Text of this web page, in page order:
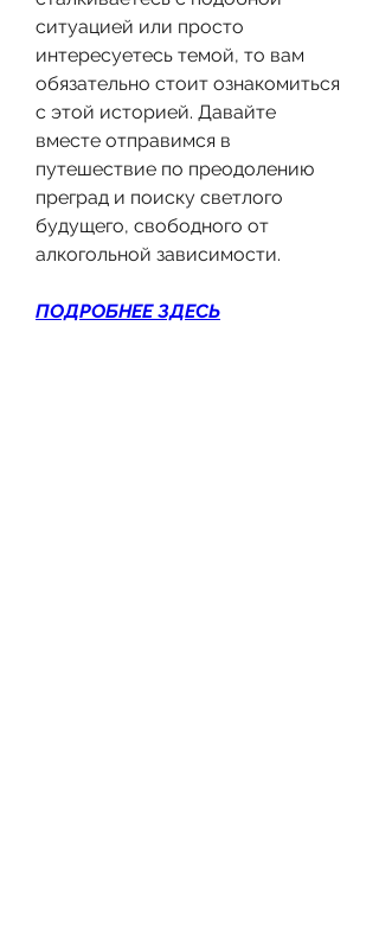
ситуацией или просто
интересуетесь темой, то вам
обязательно стоит ознакомиться
с этой историей. Давайте
вместе отправимся в
путешествие по преодолению
преград и поиску светлого
будущего, свободного от
алкогольной зависимости.
ПОДРОБНЕЕ ЗДЕСЬ